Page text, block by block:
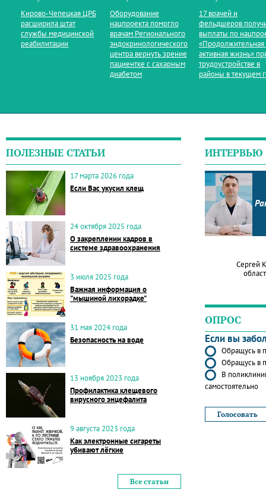
Кирово‑Чепецкая ЦРБ
расширила штат
службы медицинской
реабилитации
Оборудование
нацпроекта помогло
врачам Регионального
эндокринологического
центра вернуть зрение
пациентке с сахарным
диабетом
17 врачей и
фельдшеров
выплаты по
«Продолжительная
активная жизнь»
трудоустройстве в
районы в текущем
ПОЛЕЗНЫЕ СТАТЬИ
17 марта 2026 года
Если Вас укусил клещ
24 октября 2025 года
О закреплении кадров в
системе здравоохранения
3 июля 2025 года
Важная информация о
"мышиной лихорадке"
31 мая 2024 года
Безопасность на воде
13 ноября 2023 года
Профилактика клещевого
вирусного энцефалита
9 августа 2023 года
Как электронные сигареты
убивают лёгкие
Все статьи
ИНТЕРВЬЮ
Сергей
ОПРОС
Если вы
Обращусь в
Обращусь в
В
самостоятельно